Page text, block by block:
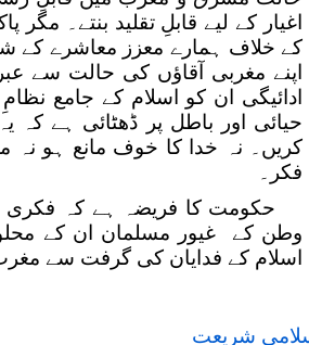
اغیار کے لیے قابلِ تقلید بنتے۔
کے خلاف ہمارے معزز معاشرے کے
اپنے مغربی آقاؤں کی حالت سے
ادائیگی ان کو اسلام کے جامع
حیائی اور باطل پر ڈھٹائی ہے
کریں۔ نہ خدا کا خوف مانع ہو
فکر۔
حکومت کا فریضہ ہے کہ فکری
وطن کے غیور مسلمان ان کے
اسلام کے فدایان کی گرفت سے
شریعت